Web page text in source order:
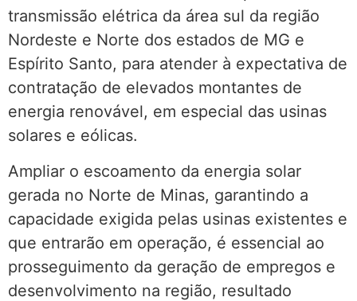
transmissão elétrica da área sul da região
Nordeste e Norte dos estados de MG e
Espírito Santo, para atender à expectativa de
contratação de elevados montantes de
energia renovável, em especial das usinas
solares e eólicas.
Ampliar o escoamento da energia solar
gerada no Norte de Minas, garantindo a
capacidade exigida pelas usinas existentes e
que entrarão em operação, é essencial ao
prosseguimento da geração de empregos e
desenvolvimento na região, resultado